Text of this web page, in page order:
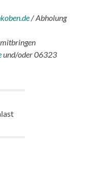
/ Abholung
mitbringen
und/oder 06323